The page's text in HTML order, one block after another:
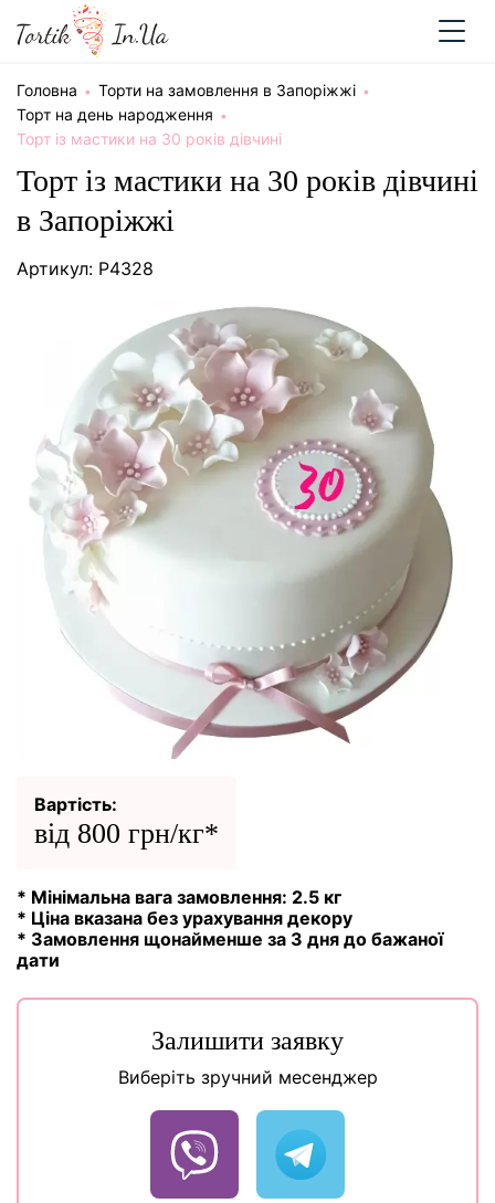
Головна
Торти на замовлення в Запоріжжі
Торт на день народження
Торт із мастики на 30 років дівчині
Торт із мастики на 30 років дівчині
в Запоріжжі
Артикул: P4328
Вартість:
від 800 грн/кг*
* Мінімальна вага замовлення: 2.5 кг
* Ціна вказана без урахування декору
* Замовлення щонайменше за 3 дня до бажаної
дати
Залишити заявку
Виберіть зручний месенджер